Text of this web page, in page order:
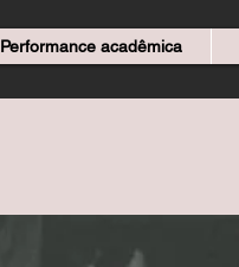
Performance acadêmica